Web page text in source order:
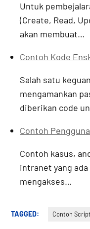
Untuk
(Create, Read,
akan membuat…
Contoh Kode
Salah satu
mengamankan
diberikan code
Contoh
Contoh kasus,
intranet yang
mengakses…
TAGGED: Contoh Script